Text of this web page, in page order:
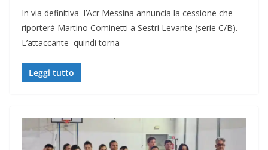
In via definitiva l’Acr Messina annuncia la cessione che
riporterà Martino Cominetti a Sestri Levante (serie C/B).
L’attaccante quindi torna
Leggi tutto